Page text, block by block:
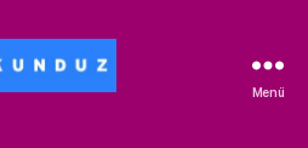
Menü